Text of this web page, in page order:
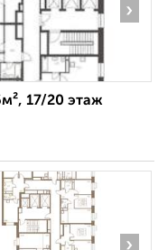
›
17/20 этаж
›